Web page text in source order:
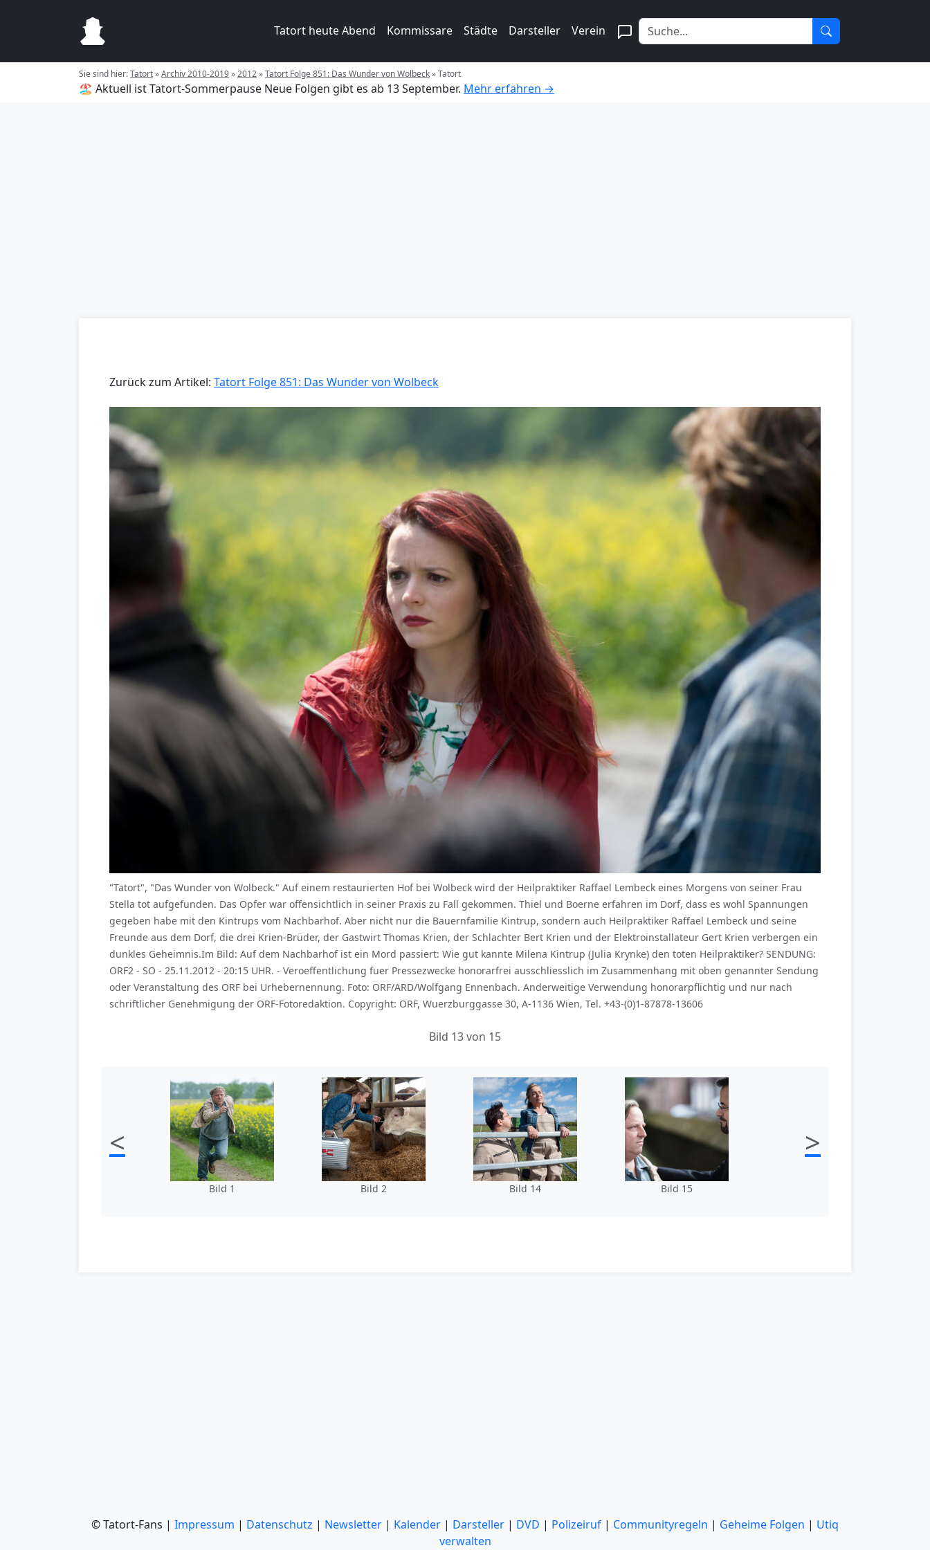
Tatort heute Abend Kommissare Städte Darsteller Verein
Sie sind hier:Tatort»Archiv 2010-2019»2012»Tatort Folge 851: Das Wunder von Wolbeck»Tatort
🏖️ Aktuell ist Tatort-Sommerpause Neue Folgen gibt es ab 13 September. Mehr erfahren →
Zurück zum Artikel: Tatort Folge 851: Das Wunder von Wolbeck
"Tatort", "Das Wunder von Wolbeck." Auf einem restaurierten Hof bei Wolbeck wird der Heilpraktiker Raffael Lembeck eines Morgens von seiner Frau
Stella tot aufgefunden. Das Opfer war offensichtlich in seiner Praxis zu Fall gekommen. Thiel und Boerne erfahren im Dorf, dass es wohl Spannungen
gegeben habe mit den Kintrups vom Nachbarhof. Aber nicht nur die Bauernfamilie Kintrup, sondern auch Heilpraktiker Raffael Lembeck und seine
Freunde aus dem Dorf, die drei Krien-Brüder, der Gastwirt Thomas Krien, der Schlachter Bert Krien und der Elektroinstallateur Gert Krien verbergen ein
dunkles Geheimnis.Im Bild: Auf dem Nachbarhof ist ein Mord passiert: Wie gut kannte Milena Kintrup (Julia Krynke) den toten Heilpraktiker? SENDUNG:
ORF2 - SO - 25.11.2012 - 20:15 UHR. - Veroeffentlichung fuer Pressezwecke honorarfrei ausschliesslich im Zusammenhang mit oben genannter Sendung
oder Veranstaltung des ORF bei Urhebernennung. Foto: ORF/ARD/Wolfgang Ennenbach. Anderweitige Verwendung honorarpflichtig und nur nach
schriftlicher Genehmigung der ORF-Fotoredaktion. Copyright: ORF, Wuerzburggasse 30, A-1136 Wien, Tel. +43-(0)1-87878-13606
Bild 13 von 15
<
Bild 1 Bild 2 Bild 14 Bild 15
>
© Tatort-Fans | Impressum | Datenschutz | Newsletter | Kalender | Darsteller | DVD | Polizeiruf | Communityregeln | Geheime Folgen | Utiq
verwalten